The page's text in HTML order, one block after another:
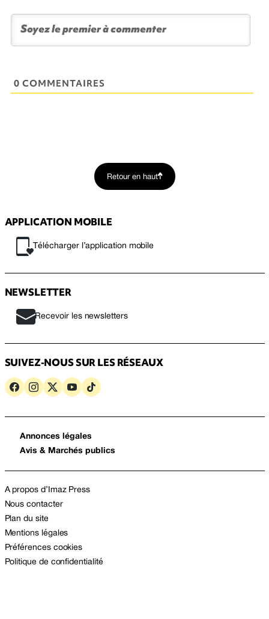
0 COMMENTAIRES
Retour en haut
APPLICATION MOBILE
Télécharger l’application mobile
NEWSLETTER
Recevoir les newsletters
SUIVEZ-NOUS SUR LES RÉSEAUX
Annonces légales
Avis & Marchés publics
A propos d’Imaz Press
Nous contacter
Plan du site
Mentions légales
Préférences cookies
Politique de confidentialité